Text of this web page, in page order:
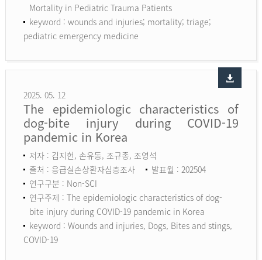
Mortality in Pediatric Trauma Patients
keyword : wounds and injuries; mortality; triage;
pediatric emergency medicine
2025. 05. 12
The epidemiologic characteristics of
dog-bite injury during COVID-19
pandemic in Korea
저자 : 김지헌, 손유동, 조규종, 조영석
출처 : 응급실손상환자심층조사
발표월 : 202504
연구구분 : Non-SCI
연구주제 : The epidemiologic characteristics of dog-
bite injury during COVID-19 pandemic in Korea
keyword : Wounds and injuries, Dogs, Bites and stings,
COVID-19